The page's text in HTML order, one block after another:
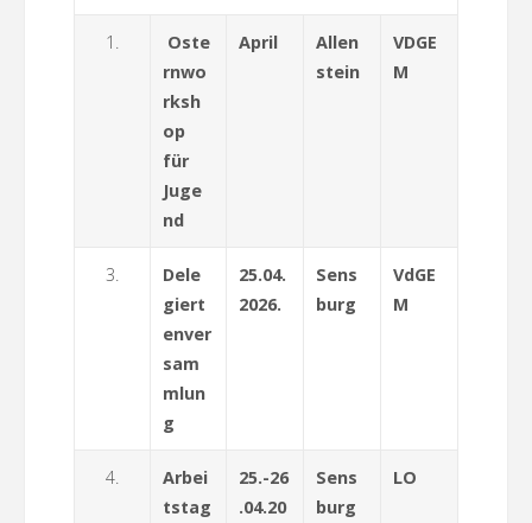
1.
Oste
rnwo
rksh
op
für
Juge
nd
April
Allen
stein
VDGE
M
3.
Dele
giert
enver
sam
mlun
g
25.04.
2026.
Sens
burg
VdGE
M
4.
Arbei
tstag
25.-26
.04.20
Sens
burg
LO